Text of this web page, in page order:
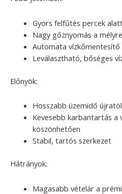
Gyors felfűtés percek
Nagy gőznyomás a
Automata vízkőmentesítő
Leválasztható, bőséges
Előnyök:
Hosszabb üzemidő
Kevesebb karbantartás a
köszönhetően
Stabil, tartós szerkezet
Hátrányok:
Magasabb vételár a